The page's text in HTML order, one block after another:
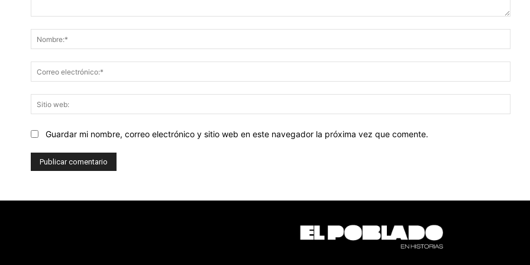
web:
Guardar mi nombre, correo electrónico y sitio web en este navegador la próxima vez que comente.